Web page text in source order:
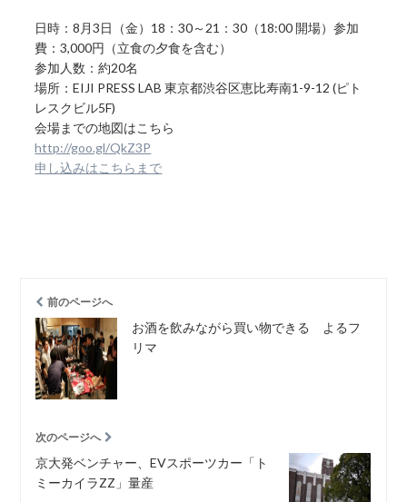
日時：8月3日（金）18：30～21：30（18:00 開場）参加
費：3,000円（立食の夕食を含む）
参加人数：約20名
場所：EIJI PRESS LAB 東京都渋谷区恵比寿南1-9-12 (ピト
レスクビル5F)
会場までの地図はこちら
http://goo.gl/QkZ3P
申し込みはこちらまで
前のページへ
お酒を飲みながら買い物できる よるフ
リマ
次のページへ
京大発ベンチャー、EVスポーツカー「ト
ミーカイラZZ」量産